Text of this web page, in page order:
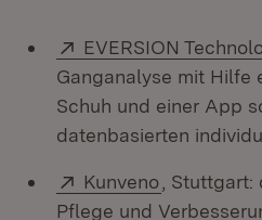
Extern:
EVERSION
Ganganalyse mit Hilfe
Schuh und einer App
datenbasierten
Extern:
Kunveno (Öffnet in
,
Pflege und